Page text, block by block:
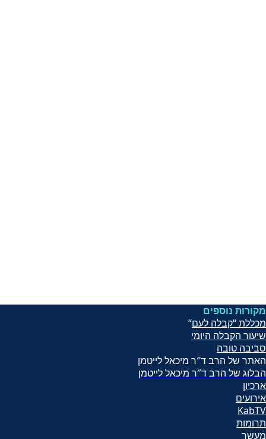
מקורות נוספים
“מכללת “קבלה לעם
שיעור הקבלה היומי
סביבה טובה
האתר של הרב ד″ר מיכאל לייטמן
הבלוג של הרב ד″ר מיכאל לייטמן
ארכיון
אירועים
KabTV
תרומות
מעשר